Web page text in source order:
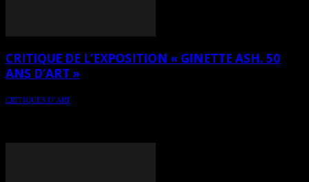
CRITIQUE DE L’EXPOSITION « GINETTE ASH. 50
ANS D’ART »
CRITIQUES D’ART